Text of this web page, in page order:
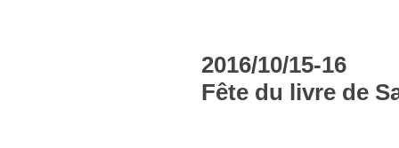
2016/10/15-16
Fête du livre de